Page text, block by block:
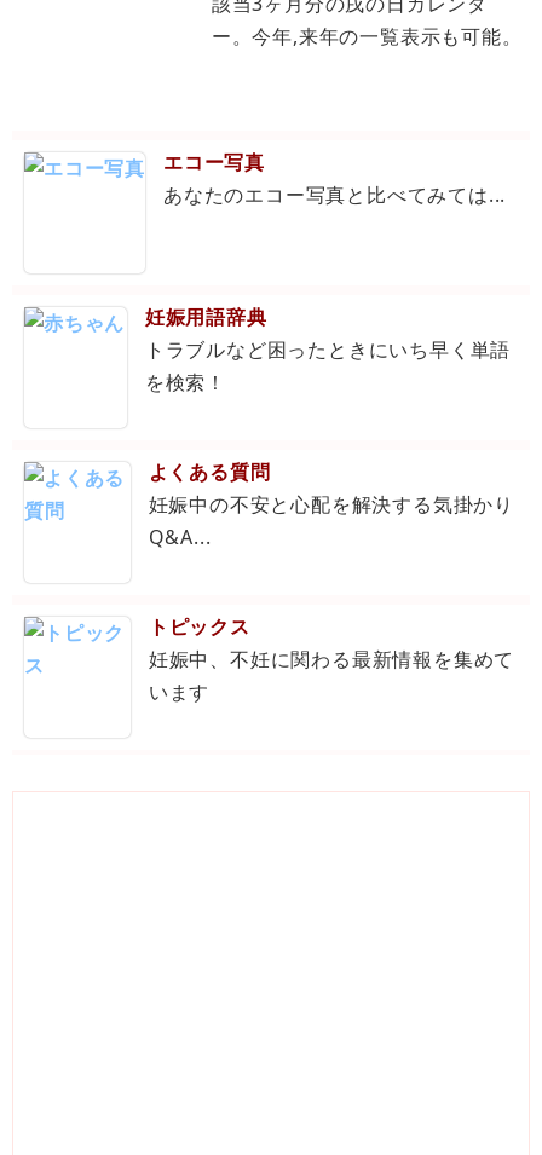
ー。今年,来年の一覧表示も可能。
エコー写真
あなたのエコー写真と比べてみては...
妊娠用語辞典
トラブルなど困ったときにいち早く単語
を検索！
よくある質問
妊娠中の不安と心配を解決する気掛かり
Q&A...
トピックス
妊娠中、不妊に関わる最新情報を集めて
います